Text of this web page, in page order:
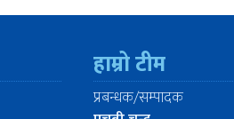
हाम्रो टीम
प्रबन्धक/सम्पादक